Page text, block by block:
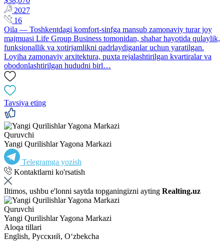
2027
16
Oila — Toshkentdagi komfort-sinfga mansub zamonaviy turar joy
majmuasi Life Group Business tomonidan, shahar hayotida qulaylik,
funksionallik va xotirjamlikni qadrlaydiganlar uchun yaratilgan.
Loyiha zamonaviy arxitektura, puxta rejalashtirilgan kvartiralar va
obodonlashtirilgan hududni birl…
Tavsiya eting
Quruvchi
Yangi Qurilishlar Yagona Markazi
Telegramga yozish
Kontaktlarni ko'rsatish
Iltimos, ushbu e'lonni saytda topganingizni ayting Realting.uz
Quruvchi
Yangi Qurilishlar Yagona Markazi
Aloqa tillari
English, Русский, Oʻzbekcha